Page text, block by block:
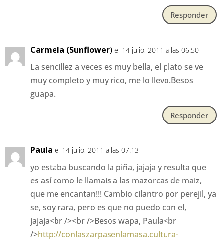
Responder
Carmela (Sunflower) el 14 julio, 2011 a las 06:50
La sencillez a veces es muy bella, el plato se ve
muy completo y muy rico, me lo llevo.Besos
guapa.
Responder
Paula el 14 julio, 2011 a las 07:13
yo estaba buscando la piña, jajaja y resulta que
es así como le llamais a las mazorcas de maiz,
que me encantan!!! Cambio cilantro por perejil, ya
se, soy rara, pero es que no puedo con el,
jajaja<br /><br />Besos wapa, Paula<br
/>http://conlaszarpasenlamasa.cultura-